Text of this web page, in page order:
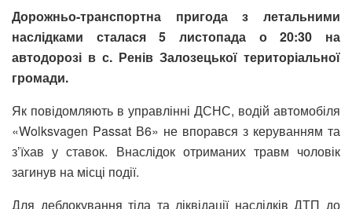
Дорожньо-транспортна пригода з летальними
наслідками сталася 5 листопада о 20:30 на
автодорозі в с. Ренів Залозецької територіальної
громади.
Як повідомляють в управлінні ДСНС, водій автомобіля
«Wolksvagen Passat В6» не впорався з керуванням та
з’їхав у ставок. Внаслідок отриманих травм чоловік
загинув на місці події.
Для деблокування тіла та ліквідації наслідків ДТП до